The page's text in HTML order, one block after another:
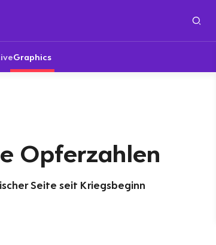
Graphics
Opferzahlen
Seite seit Kriegsbeginn